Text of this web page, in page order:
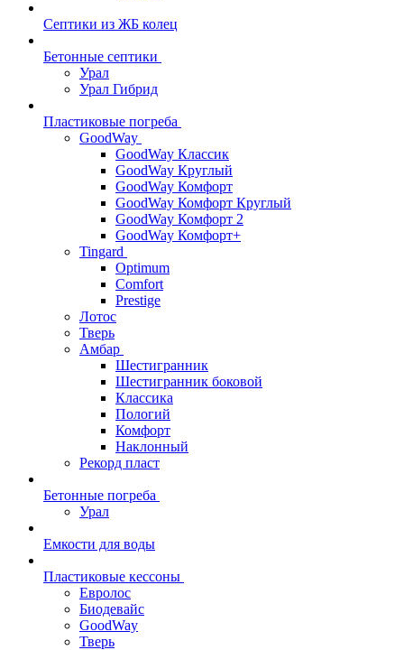
Септики из ЖБ колец
Бетонные септики
Урал
Урал Гибрид
Пластиковые погреба
GoodWay
GoodWay Классик
GoodWay Круглый
GoodWay Комфорт
GoodWay Комфорт Круглый
GoodWay Комфорт 2
GoodWay Комфорт+
Tingard
Optimum
Comfort
Prestige
Лотос
Тверь
Амбар
Шестигранник
Шестигранник боковой
Классика
Пологий
Комфорт
Наклонный
Рекорд пласт
Бетонные погреба
Урал
Емкости для воды
Пластиковые кессоны
Евролос
Биодевайс
GoodWay
Тверь